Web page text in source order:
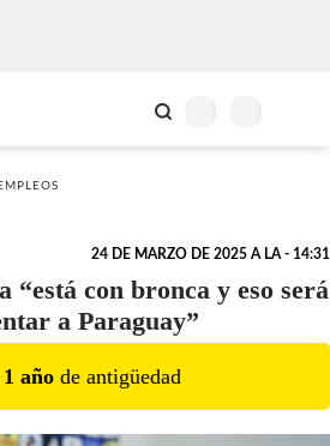
24 DE MARZO DE 2025 A LA - 14:31
“está con bronca y eso será
a Paraguay”
1 año de antigüedad